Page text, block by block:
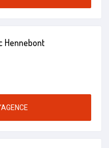
Hennebont